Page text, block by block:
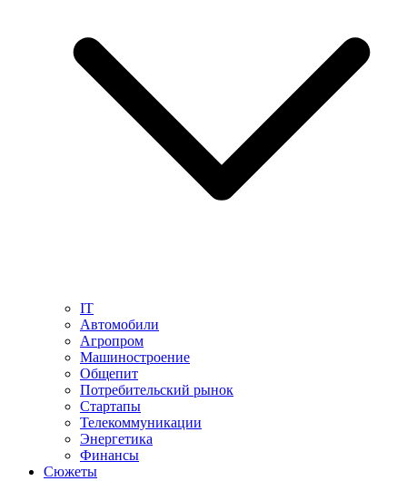
IT
Автомобили
Агропром
Машиностроение
Общепит
Потребительский рынок
Стартапы
Телекоммуникации
Энергетика
Финансы
Сюжеты